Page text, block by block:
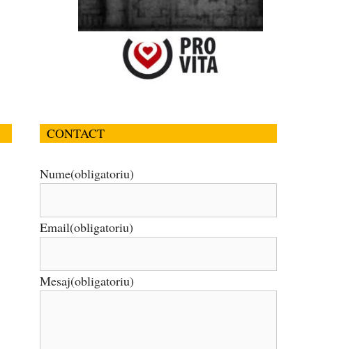
CONTACT
Nume(obligatoriu)
Email(obligatoriu)
Mesaj(obligatoriu)